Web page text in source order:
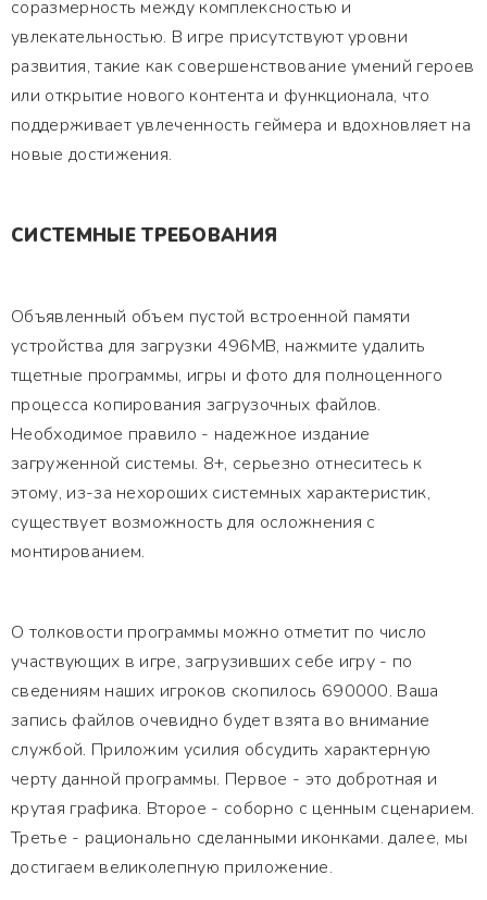
соразмерность между комплексностью и
увлекательностью. В игре присутствуют уровни
развития, такие как совершенствование умений героев
или открытие нового контента и функционала, что
поддерживает увлеченность геймера и вдохновляет на
новые достижения.
СИСТЕМНЫЕ ТРЕБОВАНИЯ
Объявленный объем пустой встроенной памяти
устройства для загрузки 496MB, нажмите удалить
тщетные программы, игры и фото для полноценного
процесса копирования загрузочных файлов.
Необходимое правило - надежное издание
загруженной системы. 8+, серьезно отнеситесь к
этому, из-за нехороших системных характеристик,
существует возможность для осложнения с
монтированием.
О толковости программы можно отметит по число
участвующих в игре, загрузивших себе игру - по
сведениям наших игроков скопилось 690000. Ваша
запись файлов очевидно будет взята во внимание
службой. Приложим усилия обсудить характерную
черту данной программы. Первое - это добротная и
крутая графика. Второе - соборно с ценным сценарием.
Третье - рационально сделанными иконками. далее, мы
достигаем великолепную приложение.